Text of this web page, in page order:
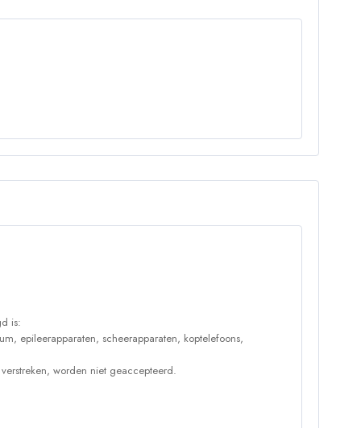
is:
epileerapparaten, scheerapparaten, koptelefoons,
worden niet geaccepteerd.